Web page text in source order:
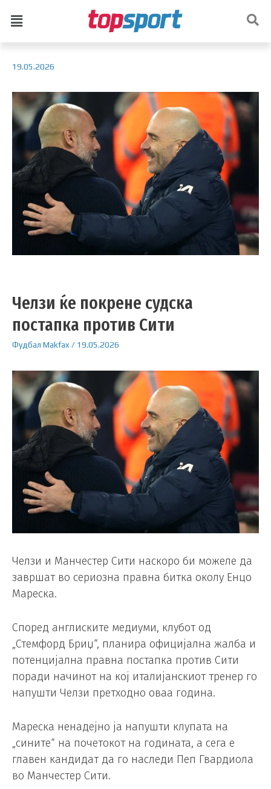
19.05.2026
Челзи ќе покрене судска
постапка против Сити
Фудбал Makfax/ 19.05.2026
Челзи и Манчестер Сити наскоро би можеле да
завршат во сериозна правна битка околу Енцо
Мареска.
Според англиските медиуми, клубот од
„Стемфорд Бриџ“, планира официјална жалба и
потенцијална правна постапка против Сити
поради начинот на кој италијанскиот тренер го
напушти Челзи претходно оваа година.
Мареска ненадејно ја напушти клупата на
„сините“ на почетокот на годината, а сега е
главен кандидат да го наследи Пеп Гвардиола
во Манчестер Сити.